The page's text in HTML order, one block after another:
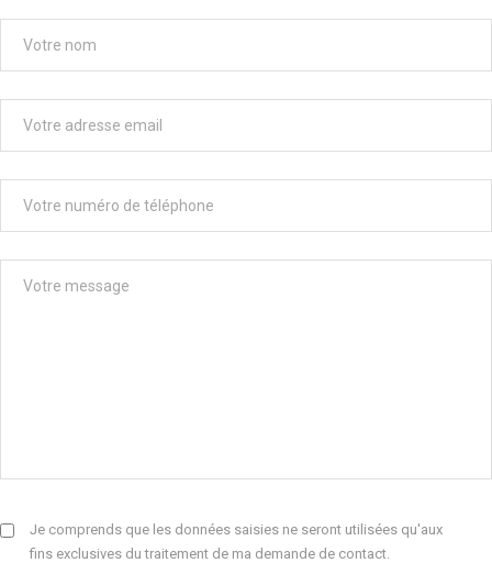
Je comprends que les données saisies ne seront utilisées qu'aux
fins exclusives du traitement de ma demande de contact.